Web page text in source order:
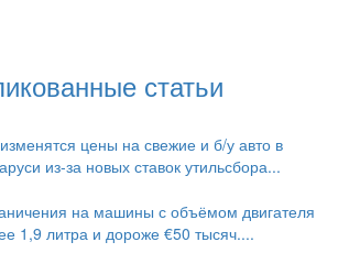
статьи
цены на свежие и б/у авто в
из-за новых ставок утильсбора...
на машины с объёмом двигателя
1,9 литра и дороже €50 тысяч....